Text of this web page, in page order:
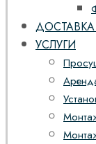
УСЛУГИ